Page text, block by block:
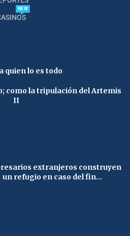
NEW
quien lo es todo
como la tripulación del Artemis
II
extranjeros construyen
un refugio en caso del fin...